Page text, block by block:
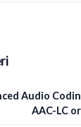
Audio
AAC-LC